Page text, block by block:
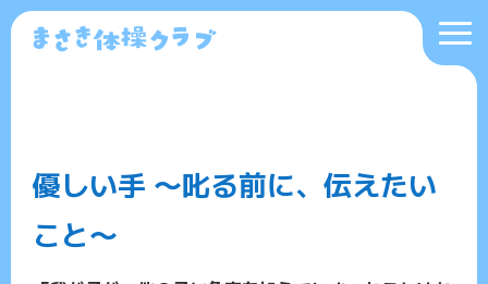
優しい手 〜叱る前に、伝えたい
こと〜